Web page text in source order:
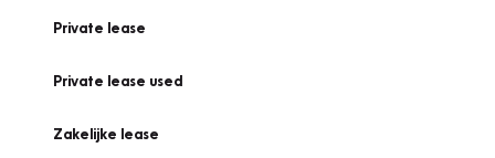
Private lease
Private lease used
Zakelijke lease